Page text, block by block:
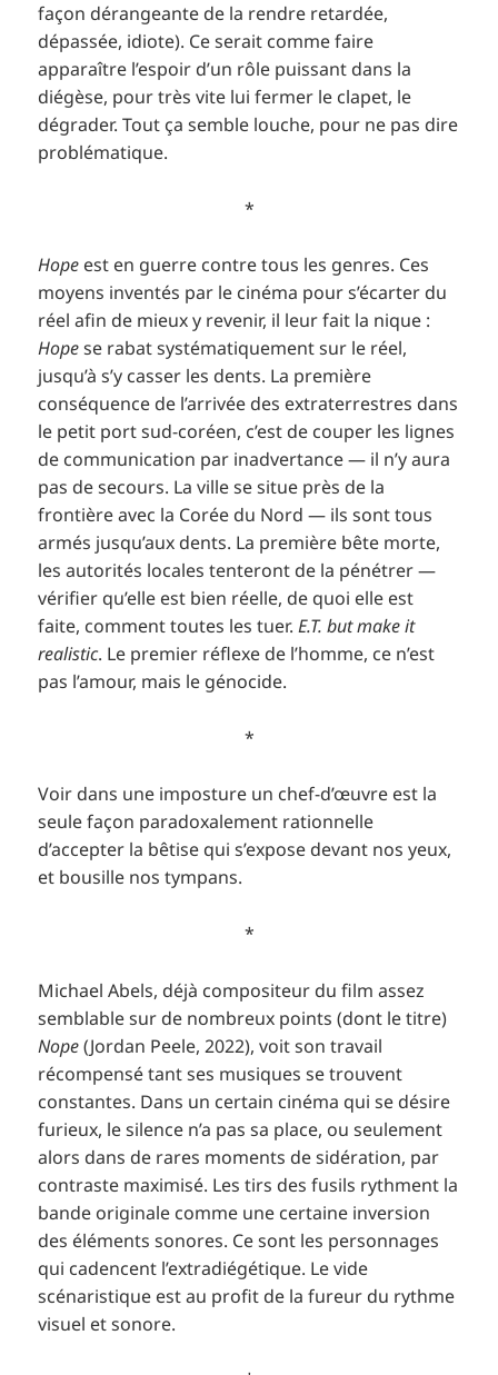
façon dérangeante de la rendre retardée,
dépassée, idiote). Ce serait comme faire
apparaître l’espoir d’un rôle puissant dans la
diégèse, pour très vite lui fermer le clapet, le
dégrader. Tout ça semble louche, pour ne pas dire
problématique.
*
Hope est en guerre contre tous les genres. Ces
moyens inventés par le cinéma pour s’écarter du
réel afin de mieux y revenir, il leur fait la nique :
Hopese rabat systématiquement sur le réel,
jusqu’à s’y casser les dents. La première
conséquence de l’arrivée des extraterrestres dans
le petit port sud-coréen, c’est de couper les lignes
de communication par inadvertance — il n’y aura
pas de secours. La ville se situe près de la
frontière avec la Corée du Nord — ils sont tous
armés jusqu’aux dents. La première bête morte,
les autorités locales tenteront de la pénétrer —
vérifier qu’elle est bien réelle, de quoi elle est
faite, comment toutes les tuer.E.T. but make it
realistic. Le premier réflexe de l’homme, ce n’est
pas l’amour, mais le génocide.
*
Voir dans une imposture un chef-d’œuvre est la
seule façon paradoxalement rationnelle
d’accepter la bêtise qui s’expose devant nos yeux,
et bousille nos tympans.
*
Michael Abels, déjà compositeur du film assez
semblable sur de nombreux points (dont le titre)
Nope(Jordan Peele, 2022), voit son travail
récompensé tant ses musiques se trouvent
constantes. Dans un certain cinéma qui se désire
furieux, le silence n’a pas sa place, ou seulement
alors dans de rares moments de sidération, par
contraste maximisé. Les tirs des fusils rythment la
bande originale comme une certaine inversion
des éléments sonores. Ce sont les personnages
qui cadencent l’extradiégétique. Le vide
scénaristique est au profit de la fureur du rythme
visuel et sonore.